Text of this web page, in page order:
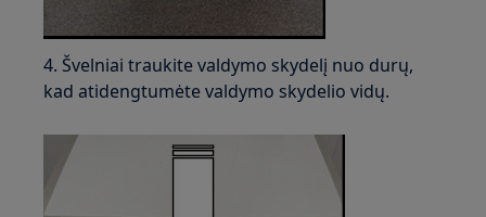
4. Švelniai traukite valdymo skydelį nuo durų,
kad atidengtumėte valdymo skydelio vidų.